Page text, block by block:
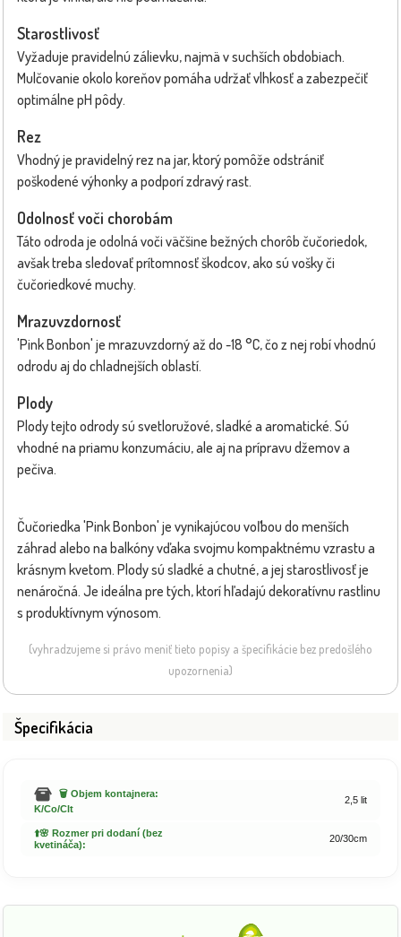
Starostlivosť
Vyžaduje pravidelnú zálievku, najmä v suchších obdobiach.
Mulčovanie okolo koreňov pomáha udržať vlhkosť a zabezpečiť
optimálne pH pôdy.
Rez
Vhodný je pravidelný rez na jar, ktorý pomôže odstrániť
poškodené výhonky a podporí zdravý rast.
Odolnosť voči chorobám
Táto odroda je odolná voči väčšine bežných chorôb čučoriedok,
avšak treba sledovať prítomnosť škodcov, ako sú vošky či
čučoriedkové muchy.
Mrazuvzdornosť
'Pink Bonbon' je mrazuvzdorný až do -18 °C, čo z nej robí vhodnú
odrodu aj do chladnejších oblastí.
Plody
Plody tejto odrody sú svetloružové, sladké a aromatické. Sú
vhodné na priamu konzumáciu, ale aj na prípravu džemov a
pečiva.
Čučoriedka 'Pink Bonbon' je vynikajúcou voľbou do menších
záhrad alebo na balkóny vďaka svojmu kompaktnému vzrastu a
krásnym kvetom. Plody sú sladké a chutné, a jej starostlivosť je
nenáročná. Je ideálna pre tých, ktorí hľadajú dekoratívnu rastlinu
s produktívnym výnosom.
(vyhradzujeme si právo meniť tieto popisy a špecifikácie bez predošlého
upozornenia)
Špecifikácia
🗑️ Objem kontajnera:
K/Co/Clt
2,5 lit
⬆️🌸 Rozmer pri dodaní (bez
kvetináča):
20/30cm